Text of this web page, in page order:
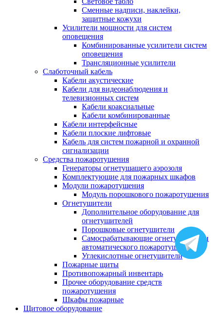
Сменные надписи, наклейки,
защитные кожухи
Усилители мощности для систем
оповещения
Комбинированные усилители систем
оповещения
Трансляционные усилители
Слаботочный кабель
Кабели акустические
Кабели для видеонаблюдения и
телевизионных систем
Кабели коаксиальные
Кабели комбинированные
Кабели интерфейсные
Кабели плоские лифтовые
Кабель для систем пожарной и охранной
сигнализации
Средства пожаротушения
Генераторы огнетушащего аэрозоля
Комплектующие для пожарных шкафов
Модули пожаротушения
Модуль порошкового пожаротушения
Огнетушители
Дополнительное оборудование для
огнетушителей
Порошковые огнетушители
Самосрабатывающие огнетушители и
автоматического пожаротушения
Углекислотные огнетушители
Пожарные щиты
Противопожарный инвентарь
Прочее оборудование средств
пожаротушения
Шкафы пожарные
Щитовое оборудование